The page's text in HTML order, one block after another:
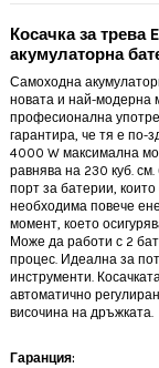
Косачка за трева
акумулаторна
Самоходна
новата и най-модерна
професионална
гарантира, че тя е по-
4000 W максимална
равнява на 230 куб.
порт за батерии, които
необходима повече
момент, което
Може да работи с 2
процес. Идеална за
инструменти.
автоматично
височина на дръжката.
Гаранция: